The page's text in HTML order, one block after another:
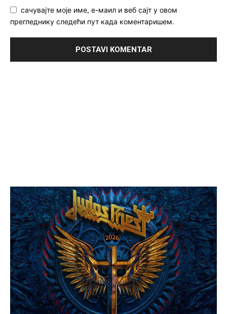
сачувајте моје име, е-маил и веб сајт у овом
прегледнику следећи пут када коментаришем.